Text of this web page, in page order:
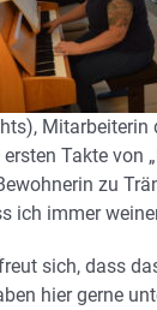
Mitarbeiterin
Takte von
zu
ich immer
sich, dass
hier gerne